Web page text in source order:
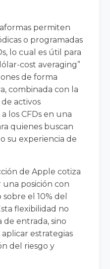
permiten
o programadas
lo cual es útil para
cost averaging”
de forma
combinada con la
activos
los CFDs en una
quienes buscan
su experiencia de
de Apple cotiza
una posición con
el 10% del
flexibilidad no
entrada, sino
estrategias
del riesgo y